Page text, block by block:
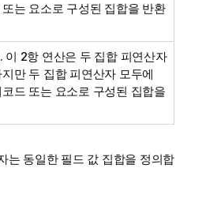
는 요소로 구성된 집합을 반환
이 2항 연산은 두 집합 피연산자
만 두 집합 피연산자 모두에
드 또는 요소로 구성된 집합을
는 동일한 필드 값 집합을 정의합